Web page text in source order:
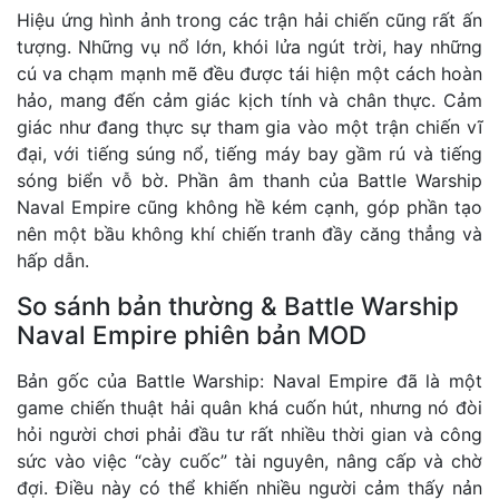
Hiệu ứng hình ảnh trong các trận hải chiến cũng rất ấn
tượng. Những vụ nổ lớn, khói lửa ngút trời, hay những
cú va chạm mạnh mẽ đều được tái hiện một cách hoàn
hảo, mang đến cảm giác kịch tính và chân thực. Cảm
giác như đang thực sự tham gia vào một trận chiến vĩ
đại, với tiếng súng nổ, tiếng máy bay gầm rú và tiếng
sóng biển vỗ bờ. Phần âm thanh của Battle Warship
Naval Empire cũng không hề kém cạnh, góp phần tạo
nên một bầu không khí chiến tranh đầy căng thẳng và
hấp dẫn.
So sánh bản thường & Battle Warship
Naval Empire phiên bản MOD
Bản gốc của Battle Warship: Naval Empire đã là một
game chiến thuật hải quân khá cuốn hút, nhưng nó đòi
hỏi người chơi phải đầu tư rất nhiều thời gian và công
sức vào việc “cày cuốc” tài nguyên, nâng cấp và chờ
đợi. Điều này có thể khiến nhiều người cảm thấy nản